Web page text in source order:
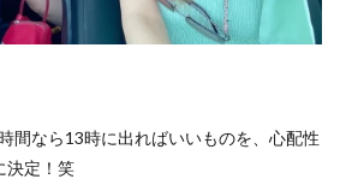
間なら13時に出ればいいものを、心配性
決定！笑